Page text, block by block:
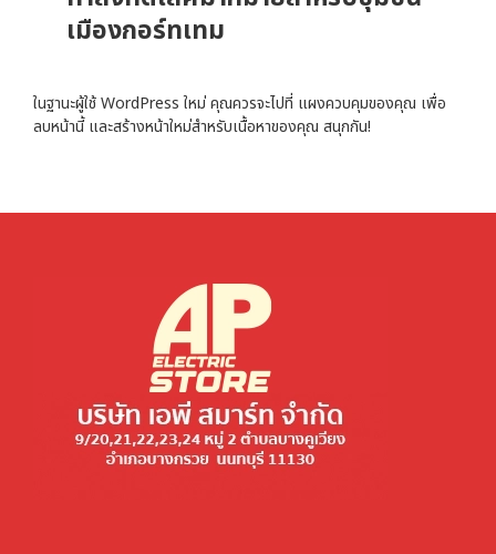
เมืองกอร์ทเทม
ในฐานะผู้ใช้ WordPress ใหม่ คุณควรจะไปที่ แผงควบคุมของคุณ เพื่อ
ลบหน้านี้ และสร้างหน้าใหม่สำหรับเนื้อหาของคุณ สนุกกัน!